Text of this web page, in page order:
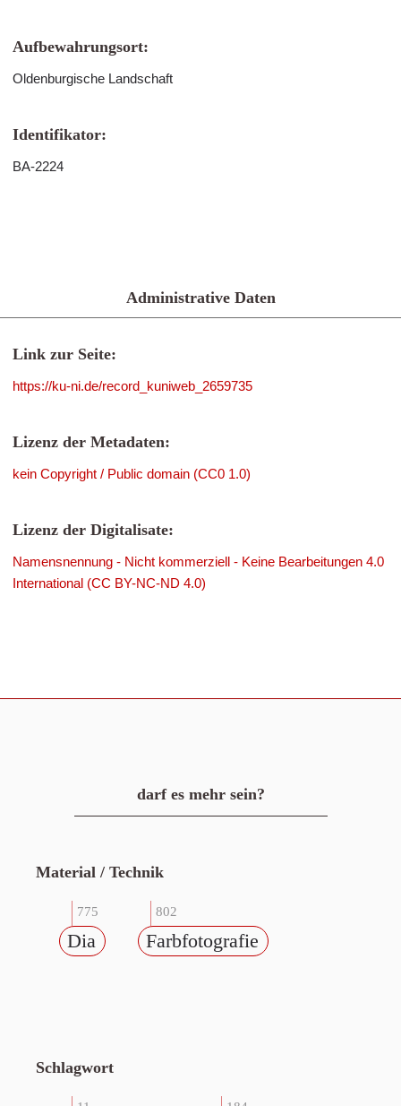
Aufbewahrungsort:
Oldenburgische Landschaft
Identifikator:
BA-2224
Administrative Daten
Link zur Seite:
https://ku-ni.de/record_kuniweb_2659735
Lizenz der Metadaten:
kein Copyright / Public domain (CC0 1.0)
Lizenz der Digitalisate:
Namensnennung - Nicht kommerziell - Keine Bearbeitungen 4.0
International (CC BY-NC-ND 4.0)
darf es mehr sein?
Material / Technik
775
Dia
802
Farbfotografie
Schlagwort